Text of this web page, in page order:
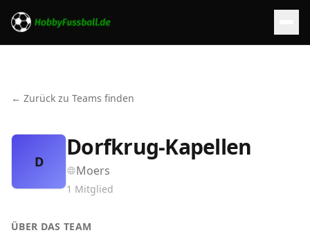
← Zurück zu Teams finden
D
Dorfkrug-Kapellen
Moers
1 Mitglied
ÜBER DAS TEAM